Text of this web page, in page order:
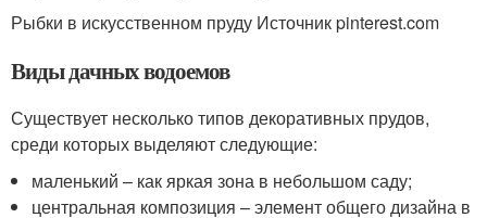
Рыбки в искусственном пруду Источник pinterest.com
Виды дачных водоемов
Существует несколько типов декоративных прудов,
среди которых выделяют следующие:
маленький – как яркая зона в небольшом саду;
центральная композиция – элемент общего дизайна в